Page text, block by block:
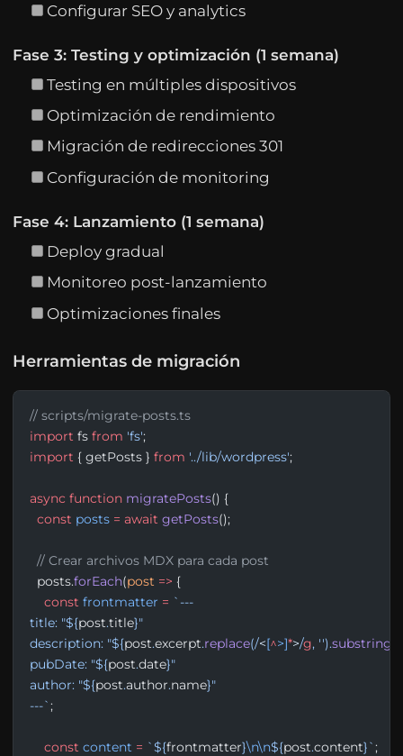
Configurar SEO y analytics
Fase 3: Testing y optimización (1 semana)
Testing en múltiples dispositivos
Optimización de rendimiento
Migración de redirecciones 301
Configuración de monitoring
Fase 4: Lanzamiento (1 semana)
Deploy gradual
Monitoreo post-lanzamiento
Optimizaciones finales
Herramientas de migración
// scripts/migrate-posts.ts
import fs from 'fs';
import { getPosts } from '../lib/wordpress';
async function migratePosts() {
  const
posts = await getPosts();
  // Crear archivos MDX para cada post
  posts.
forEach(post => {
    const
frontmatter = `---
title: "${post.title}"
description: "${post.excerpt.replace(/<[^>]*>/g, '').substring
pubDate: "${post.date}"
author: "${post.author.name}"
---`;
    const
content = `${frontmatter}\n\n${post.content}`;